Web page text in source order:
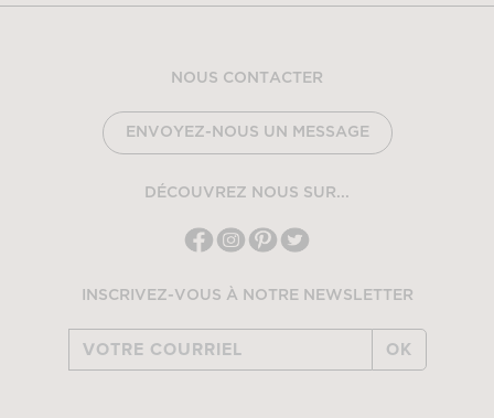
NOUS CONTACTER
ENVOYEZ-NOUS UN MESSAGE
DÉCOUVREZ NOUS SUR...
INSCRIVEZ-VOUS À NOTRE NEWSLETTER
OK